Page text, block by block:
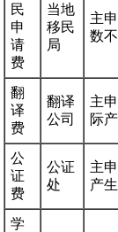
民
申
请
费
当地
移民
局
主
数
翻
译
费
翻译
公司
主
际
公
证
费
公证
处
主
产
学